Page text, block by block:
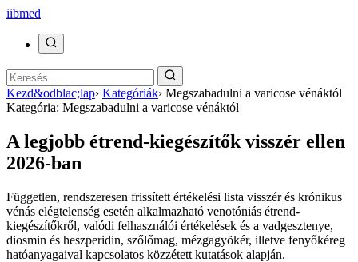
iibmed
Kezd&odblac;lap› Kategóriák› Megszabadulni a varicose vénáktól
Kategória: Megszabadulni a varicose vénáktól
A legjobb étrend-kiegészítők visszér ellen
2026-ban
Független, rendszeresen frissített értékelési lista visszér és krónikus
vénás elégtelenség esetén alkalmazható venotóniás étrend-
kiegészítőkről, valódi felhasználói értékelések és a vadgesztenye,
diosmin és heszperidin, szőlőmag, mézgagyökér, illetve fenyőkéreg
hatóanyagaival kapcsolatos közzétett kutatások alapján.